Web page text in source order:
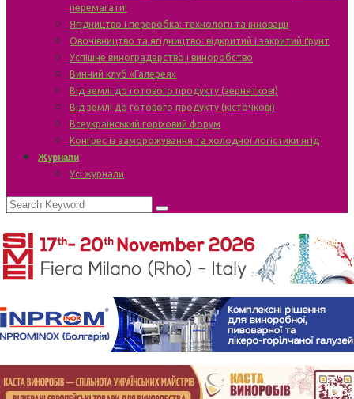
перемагати!
Ягідництво і переробка: технології та інновації
Овочівництво та ягідництво: відкритий і закритий ґрунт
Успішне виноградарство і виноробство
Винний клуб «Галерея»
Від землі до готового продукту (зерняткові)
Від землі до готового продукту (кісточкові)
Всеукраїнський горіховий форум
Конгрес із заморожування та холодної логістики ягід
Журнали
Усі журнали